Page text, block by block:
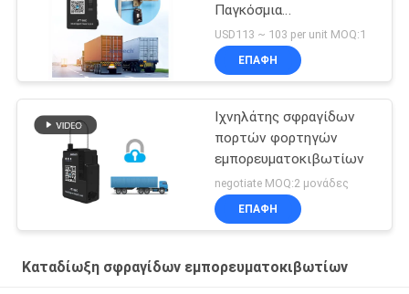
Παγκόσμια
Παρακολούθηση
Ηλεκτρονικός
ιχνηλατητής σφραγίδας
USD113 ~ 103 per unit MOQ:1
ΕΠΑΦΉ
Ιχνηλάτης σφραγίδων
πορτών φορτηγών
εμπορευματοκιβωτίων
negotiate MOQ:2 μονάδες
ΕΠΑΦΉ
Καταδίωξη σφραγίδων εμπορευματοκιβωτίων